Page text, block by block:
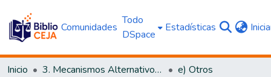
Comunidades
Todo
DSpace
Estadísticas
Inicio 3. Mecanismos Alternativos al Proceso Judicial
e) Otros